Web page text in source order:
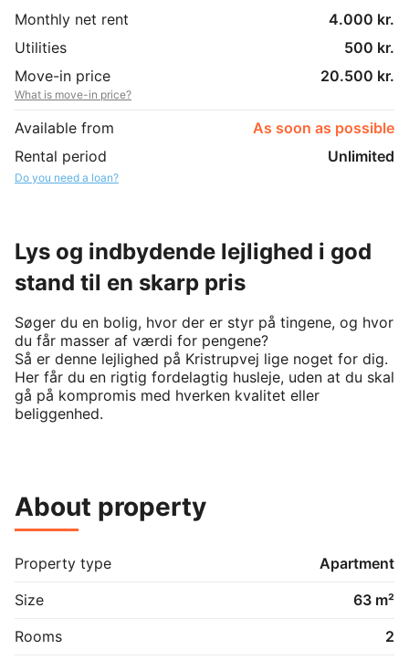
Monthly net rent
4.000 kr.
Utilities
500 kr.
Move-in price
20.500 kr.
What is move-in price?
Available from
As soon as possible
Rental period
Unlimited
Do you need a loan?
Lys og indbydende lejlighed i god
stand til en skarp pris
Søger du en bolig, hvor der er styr på tingene, og hvor
du får masser af værdi for pengene?
Så er denne lejlighed på Kristrupvej lige noget for dig.
Her får du en rigtig fordelagtig husleje, uden at du skal
gå på kompromis med hverken kvalitet eller
beliggenhed.
direkte indkig fra forbipasserende. Du får med andre
ord nem adgang uden en masse trapper, masser af
En rolig opgang ikke ryger med fokus på det gode
naboskab
vægter ordentlige forhold og gensidig respekt højt.
About property
Property type
Apartment
Size
63 m²
Rooms
2